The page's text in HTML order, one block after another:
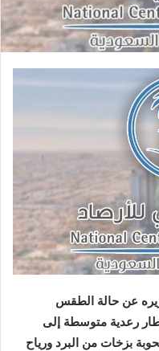
عن حالة الطقس
رعدية متوسطة إلى
بزخات من البرد ورياح